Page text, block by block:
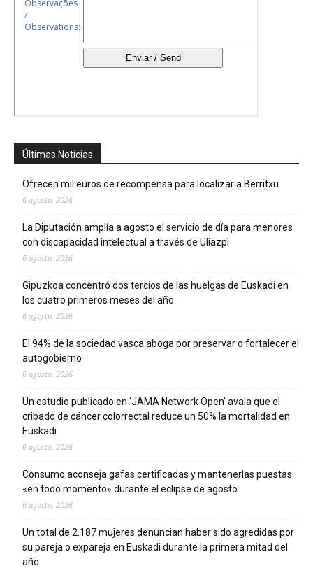
Últimas Noticias
Ofrecen mil euros de recompensa para localizar a Berritxu
6 agosto, 2026
La Diputación amplía a agosto el servicio de día para menores
con discapacidad intelectual a través de Uliazpi
6 agosto, 2026
Gipuzkoa concentró dos tercios de las huelgas de Euskadi en
los cuatro primeros meses del año
6 agosto, 2026
El 94% de la sociedad vasca aboga por preservar o fortalecer el
autogobierno
6 agosto, 2026
Un estudio publicado en ‘JAMA Network Open’ avala que el
cribado de cáncer colorrectal reduce un 50% la mortalidad en
Euskadi
6 agosto, 2026
Consumo aconseja gafas certificadas y mantenerlas puestas
«en todo momento» durante el eclipse de agosto
6 agosto, 2026
Un total de 2.187 mujeres denuncian haber sido agredidas por
su pareja o expareja en Euskadi durante la primera mitad del
año